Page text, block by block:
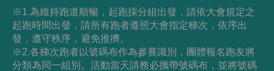
※1.為維持跑道順暢，起跑採分組出發，請依大會規定之
起跑時間出發，請所有跑者遵照大會指定梯次，依序出
發，遵守秩序，避免推擠。
※2.各梯次跑者以號碼布作為參賽識別，團體報名跑友將
分類為同一組別。活動當天請務必攜帶號碼布，並將號碼